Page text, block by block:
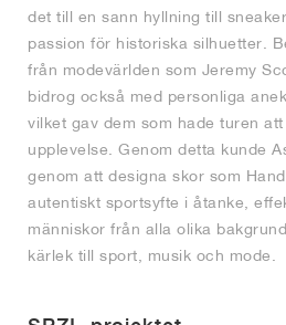
det till en sann hyllning till
passion för historiska silhuetter.
från modevärlden som Jeremy
bidrog också med personliga
vilket gav dem som hade turen
upplevelse. Genom detta kunde
genom att designa skor som
autentiskt sportsyfte i åtanke,
människor från alla olika
kärlek till sport, musik och mode.